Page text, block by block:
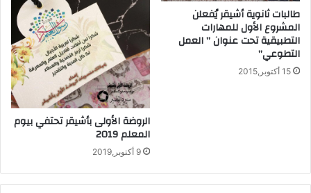
طالبات ثانوية أشيقر يُفعلن
المشروع الأول للمهارات
التطبيقية تحت عنوان ” العمل
التطوعي”
15 أكتوبر,2015
الروضة الأولى بأشيقر تحتفي بيوم
المعلم 2019
9 أكتوبر,2019